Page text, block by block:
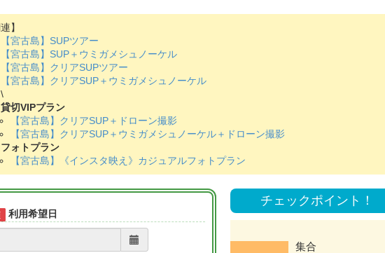
【宮古島】SUPツアー
【宮古島】SUP＋ウミガメシュノーケル
【宮古島】クリアSUPツアー
【宮古島】クリアSUP＋ウミガメシュノーケル
\
貸切VIPプラン
【宮古島】クリアSUP＋ドローン撮影
【宮古島】クリアSUP＋ウミガメシュノーケル＋ドローン撮影
フォトプラン
【宮古島】《インスタ映え》カジュアルフォトプラン
利用希望日
チェックポイント！
集合